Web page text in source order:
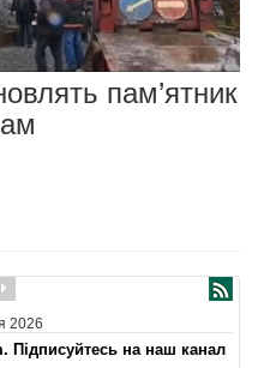
пам’ятник
2026
Підписуйтесь на наш канал